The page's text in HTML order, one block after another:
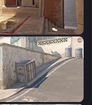
WphrM